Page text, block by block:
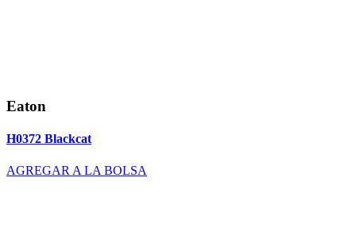
Eaton
H0372 Blackcat
AGREGAR A LA BOLSA